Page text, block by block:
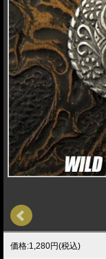
価格:1,280円(税込)